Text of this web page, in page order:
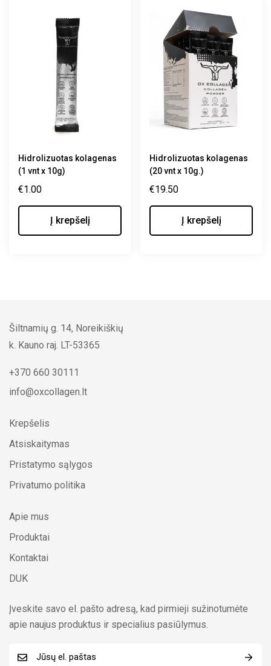
Hidrolizuotas kolagenas
(1 vnt x 10g)
€1.00
Į krepšelį
Hidrolizuotas kolagenas
(20 vnt x 10g.)
€19.50
Į krepšelį
Šiltnamių g. 14, Noreikiškių
k. Kauno raj. LT-53365
+370 660 30111
info@oxcollagen.lt
Krepšelis
Atsiskaitymas
Pristatymo sąlygos
Privatumo politika
Apie mus
Produktai
Kontaktai
DUK
Įveskite savo el. pašto adresą, kad pirmieji sužinotumėte
apie naujus produktus ir specialius pasiūlymus.